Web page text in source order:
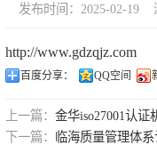
发布时间：2025-02-19
http://www.gdzqjz.com
百度分享： QQ空间
上一篇： 金华iso27001认证
下一篇：
临海质量管理体